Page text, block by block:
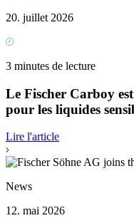
20. juillet 2026
3 minutes de lecture
Le Fischer Carboy
pour les liquides
Lire l'article
News
12. mai 2026